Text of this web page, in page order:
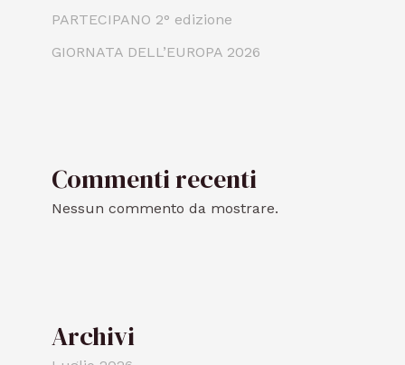
PARTECIPANO 2° edizione
GIORNATA DELL’EUROPA 2026
Commenti recenti
Nessun commento da mostrare.
Archivi